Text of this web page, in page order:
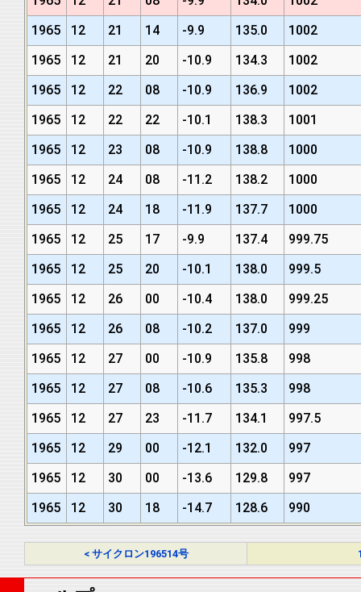
1965
12 21 14 -9.9 135.0
1002
1965
12 21 20 -10.9 134.3
1002
1965
12 22 08 -10.9 136.9
1002
1965
12 22 22 -10.1 138.3
1001
1965
12 23 08 -10.9 138.8
1000
1965
12 24 08 -11.2 138.2
1000
1965
12 24 18 -11.9 137.7
1000
1965
12 25 17 -9.9 137.4
999.75
1965
12 25 20 -10.1 138.0
999.5
1965
12 26 00 -10.4 138.0
999.25
1965
12 26 08 -10.2 137.0
999
1965
12 27 00 -10.9 135.8
998
1965
12 27 08 -10.6 135.3
998
1965
12 27 23 -11.7 134.1
997.5
1965
12 29 00 -12.1 132.0
997
1965
12 30 00 -13.6 129.8
997
1965
12 30 18 -14.7 128.6 990
< サイクロン196514号